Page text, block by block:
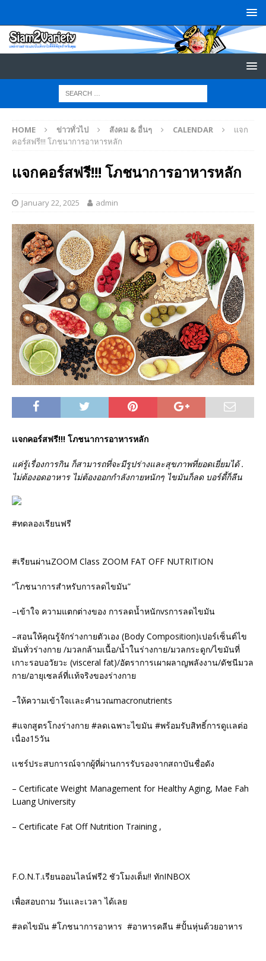
HOME ข่าวทั่วไป สังคม & อื่นๆ CALENDAR
เเจก
คอร์สฟรี!!! โภชนาการอาหารหลัก
เเจกคอร์สฟรี!!! โภชนาการอาหารหลัก
January 22, 2025 admin
เเจกคอร์สฟรี!!! โภชนาการอาหารหลัก
แค่รู้เรื่องการกิน ก็สามารถที่จะมีรูปร่างและสุขภาพที่ยอดเยี่ยมได้ .
ไม่ต้องอดอาหาร ไม่ต้องออกกำลังกายหนักๆ ไขมันก็ลด บอร์ดี้ก็ลีน
#ทดลองเรียนฟรี
#เรียนผ่านZOOM Class ZOOM FAT OFF NUTRITION
“โภชนาการสำหรับการลดไขมัน”
–เข้าใจ ความแตกต่างของ การลดน้ำหนักvsการลดไขมัน
–สอนให้คุณรู้จักร่างกายตัวเอง (Body Composition)เปอร์เซ็นต์ไข
มันทั่วร่างกาย /มวลกล้ามเนื้อ/น้ำในร่างกาย/มวลกระดูก/ไขมันที่
เกาะรอบอวัยวะ (visceral fat)/อัตราการเผาผลาญพลังงาน/ดัชนีมวล
กาย/อายุเซลล์ที่เเท้จริงของร่างกาย
–ให้ความเข้าใจเเละคำนวณmacronutrients
#แจกสูตรโกงร่างกาย #ลดเฉพาะไขมัน #พร้อมรับสิทธิ์การดูเเลต่อ
เนื่อง15วัน
เเชร์ประสบการณ์จากผู้ที่ผ่านการรับรองจากสถาบันชื่อดัง
– Certificate Weight Management for Healthy Aging, Mae Fah
Luang University
– Certificate Fat Off Nutrition Training ,
F.O.N.T.เรียนออนไลน์ฟรี2 ชัวโมงเต็ม!! ทักINBOX
เพื่อสอบถาม วันเเละเวลา ได้เลย
#ลดไขมัน #โภชนาการอาหาร #อาหารคลีน #ปั้นหุ่นด้วยอาหาร